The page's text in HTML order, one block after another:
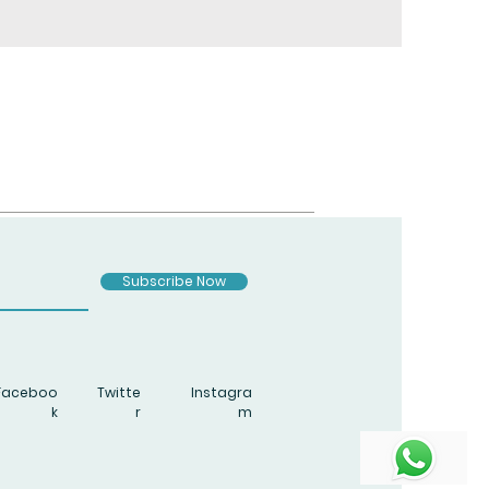
Subscribe Now
k
Twitte
r
Instagra
m